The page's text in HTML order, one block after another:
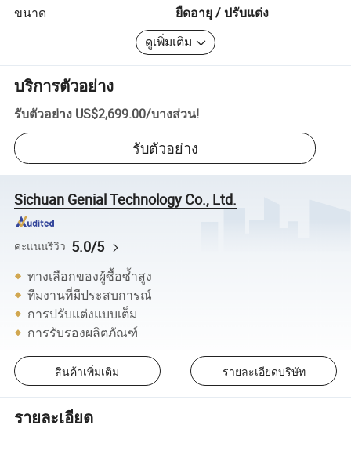
ขนาด
ยืดอายุ / ปรับแต่ง
ดูเพิ่มเติม
บริการตัวอย่าง
รับตัวอย่าง US$2,699.00/บางส่วน!
รับตัวอย่าง
Sichuan Genial Technology Co., Ltd.
คะแนนรีวิว 5.0/5
ทางเลือกของผู้ซื้อซ้ำสูง
ทีมงานที่มีประสบการณ์
การปรับแต่งแบบเต็ม
การรับรองผลิตภัณฑ์
สินค้าเพิ่มเติม รายละเอียดบริษัท
รายละเอียด